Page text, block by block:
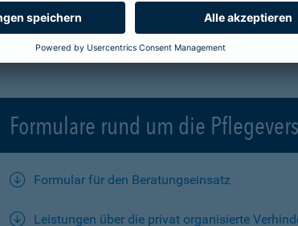
Formulare rund um die
Formular für den Beratungseinsatz
Leistungen über die privat organisierte